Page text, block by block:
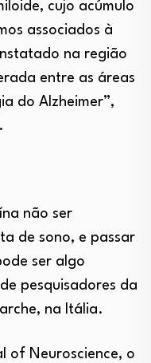
cujo acúmulo
associados à
na região
entre as áreas
do Alzheimer”,
não ser
de sono, e passar
ser algo
pesquisadores da
na Itália.
of Neuroscience, o